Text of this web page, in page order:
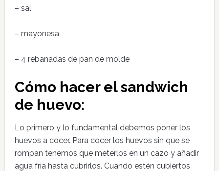
– sal
– mayonesa
– 4 rebanadas de pan de molde
Cómo hacer el sandwich
de huevo:
Lo primero y lo fundamental debemos poner los
huevos a cocer. Para cocer los huevos sin que se
rompan tenemos que meterlos en un cazo y añadir
agua fría hasta cubrirlos. Cuando estén cubiertos